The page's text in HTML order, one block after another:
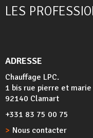
LES
ADRESSE
Chauffage LPC.
1 bis rue pierre et
92140 Clamart
+331 83 75 00 75
Nous contacter